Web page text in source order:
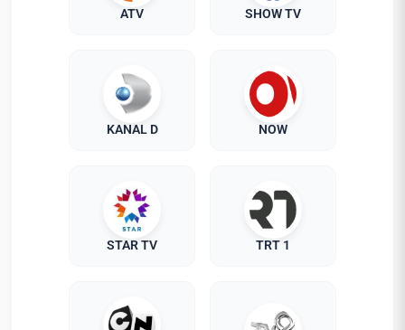
ATV SHOW TV
KANAL D NOW
STAR TV TRT 1